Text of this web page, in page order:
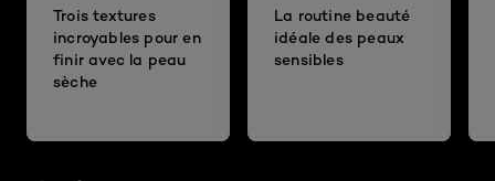
Trois textures
incroyables pour en
finir avec la peau
sèche
La routine beauté
idéale des peaux
sensibles